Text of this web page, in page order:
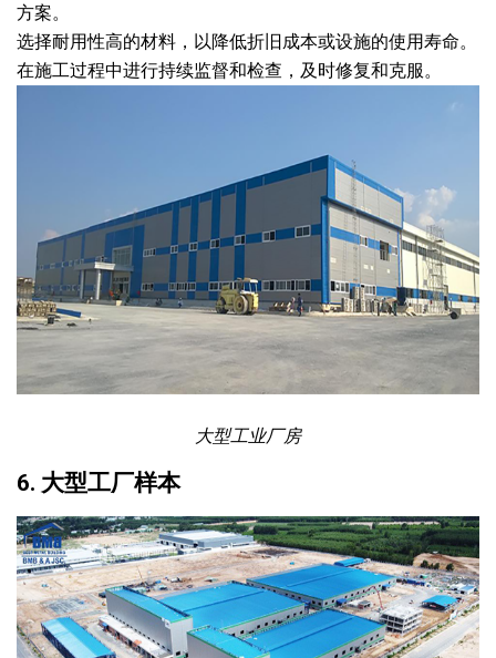
方案。
选择耐用性高的材料，以降低折旧成本或设施的使用寿命。
在施工过程中进行持续监督和检查，及时修复和克服。
大型工业厂房
6. 大型工厂样本